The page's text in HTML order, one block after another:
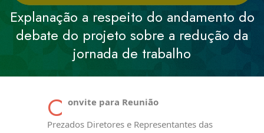
Explanação a respeito do andamento do
debate do projeto sobre a redução da
jornada de trabalho
C onvite para Reunião
Prezados Diretores e Representantes das